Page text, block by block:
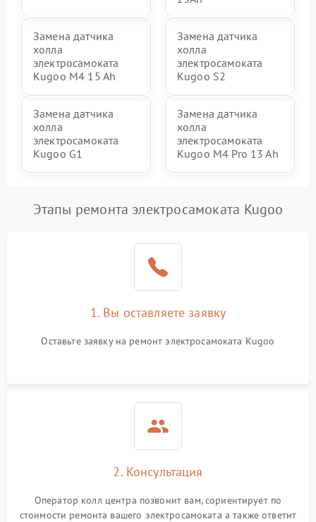
Замена датчика
холла
электросамоката
Kugoo M4 15 Ah
Замена датчика
холла
электросамоката
Kugoo S2
Замена датчика
холла
электросамоката
Kugoo G1
Замена датчика
холла
электросамоката
Kugoo M4 Pro 13 Ah
Этапы ремонта электросамоката Kugoo
1. Вы оставляете заявку
Оставьте заявку на ремонт электросамоката Kugoo
2. Консультация
Оператор колл центра позвонит вам, сориентирует по
стоимости ремонта вашего электросамоката а также ответит